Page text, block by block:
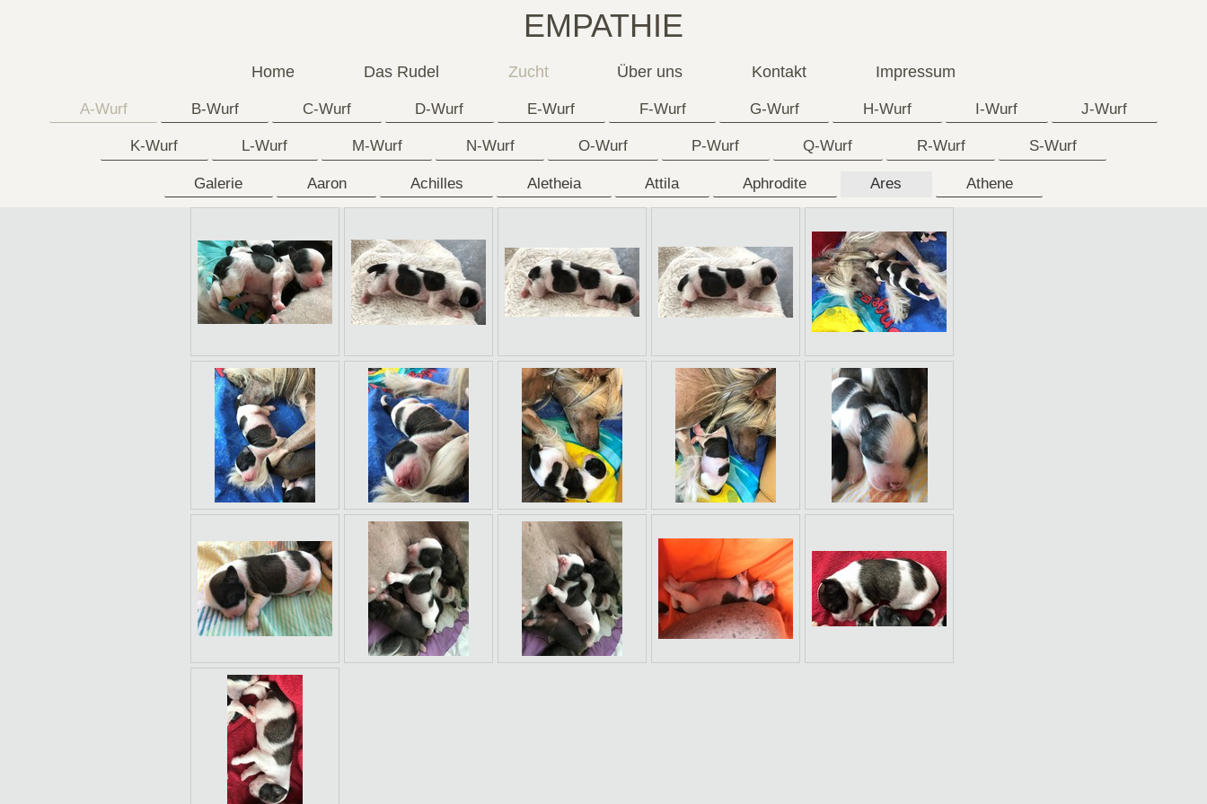
EMPATHIE
Home Das Rudel Zucht Über uns Kontakt Impressum
A-Wurf B-Wurf C-Wurf D-Wurf E-Wurf F-Wurf G-Wurf H-Wurf I-Wurf J-Wurf
K-Wurf L-Wurf M-Wurf N-Wurf O-Wurf P-Wurf Q-Wurf R-Wurf S-Wurf
Galerie Aaron Achilles Aletheia Attila Aphrodite Ares Athene